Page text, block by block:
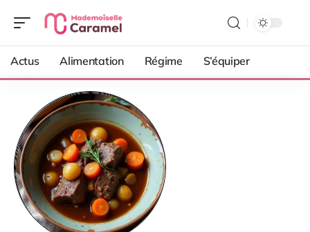
Actus Alimentation Régime S’équiper